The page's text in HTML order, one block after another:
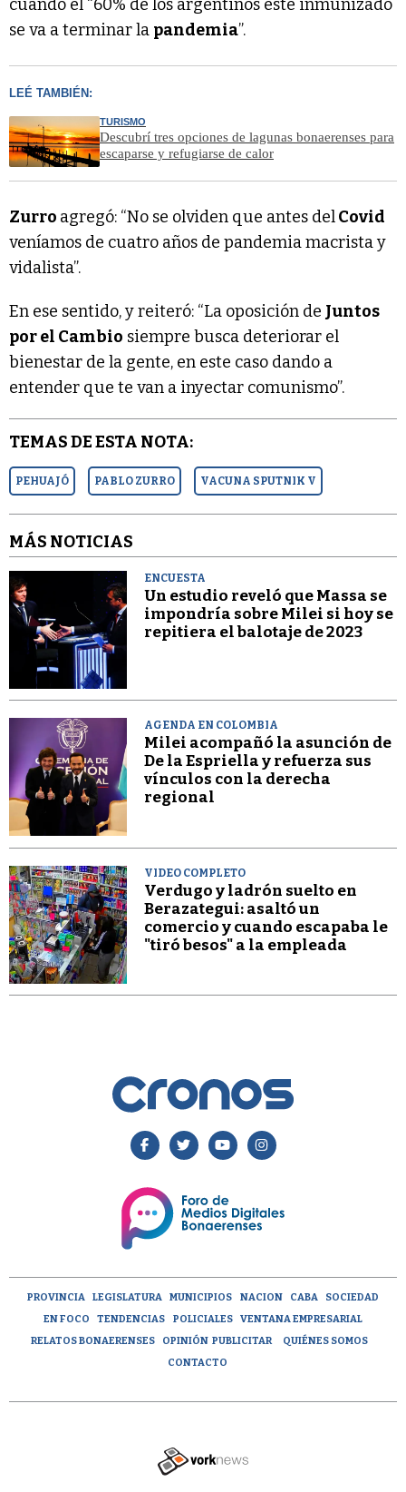
cuando el “60% de los argentinos esté inmunizado
se va a terminar la pandemia”.
LEÉ TAMBIÉN:
TURISMO
Descubrí tres opciones de lagunas bonaerenses para
escaparse y refugiarse de calor
Zurro agregó: “No se olviden que antes delCovid
veníamos de cuatro años de pandemia macrista y
vidalista”.
En ese sentido, y reiteró: “La oposición de Juntos
por el Cambio siempre busca deteriorar el
bienestar de la gente, en este caso dando a
entender que te van a inyectar comunismo”.
TEMAS DE ESTA NOTA:
PEHUAJÓ PABLO ZURRO VACUNA SPUTNIK V
MÁS NOTICIAS
ENCUESTA
Un estudio reveló que Massa se
impondría sobre Milei si hoy se
repitiera el balotaje de 2023
AGENDA EN COLOMBIA
Milei acompañó la asunción de
De la Espriella y refuerza sus
vínculos con la derecha
regional
VIDEO COMPLETO
Verdugo y ladrón suelto en
Berazategui: asaltó un
comercio y cuando escapaba le
"tiró besos" a la empleada
PROVINCIA LEGISLATURA MUNICIPIOS NACION CABA
SOCIEDAD
EN FOCO
TENDENCIAS POLICIALES
VENTANA EMPRESARIAL
RELATOS BONAERENSES
OPINIÓN PUBLICITAR
QUIÉNES SOMOS
CONTACTO